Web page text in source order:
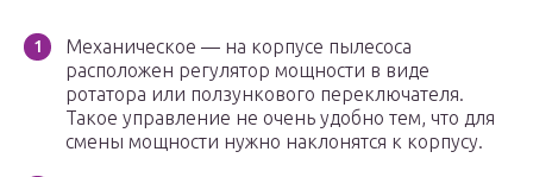
Механическое — на корпусе пылесоса
расположен регулятор мощности в виде
ротатора или ползункового переключателя.
Такое управление не очень удобно тем, что для
смены мощности нужно наклонятся к корпусу.